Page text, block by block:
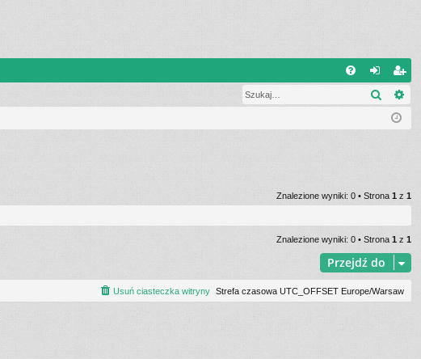
al
ę
ar
ej
j
ę
Szukaj
Znalezione wyniki: 0 • Strona 1 z 1
Znalezione wyniki: 0 • Strona 1 z 1
Przejdź do
Strefa czasowa UTC_OFFSET Europe/Warsaw
Usuń ciasteczka witryny